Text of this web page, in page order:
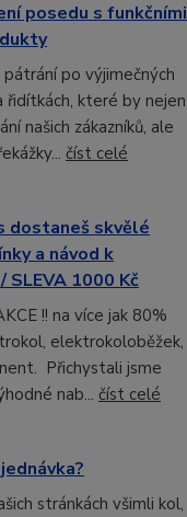
posedu s funkčními
po výjimečných
řidítkách, které by nejen
našich zákazníků, ale
číst celé
dostaneš skvělé
a návod k
1000 Kč
!! na více jak 80%
elektrokoloběžek,
Přichystali jsme
nab... číst celé
stránkách všimli kol,